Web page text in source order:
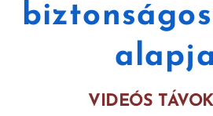
VIDEÓS